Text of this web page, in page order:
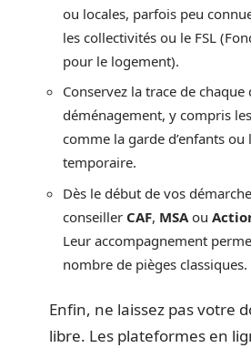
ou locales, parfois peu
les collectivités ou le FSL
pour le logement).
Conservez la trace de chaque
déménagement, y compris
comme la garde d’enfants ou
temporaire.
Dès le début de vos
conseiller CAF, MSA ou
Leur accompagnement
nombre de pièges classiques.
Enfin, ne laissez pas votre
libre. Les plateformes en